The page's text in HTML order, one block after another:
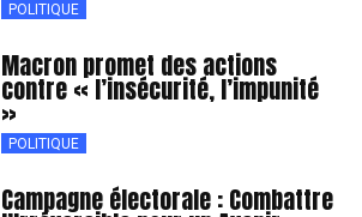
POLITIQUE
Macron promet des actions
contre « l’insécurité, l’impunité
»
POLITIQUE
Campagne électorale : Combattre